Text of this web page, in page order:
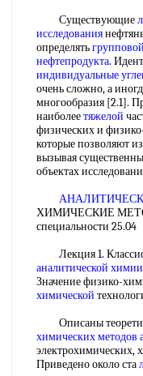
Существующие
исследования
определять
нефтепродукта.
индивидуальные
очень сложно, а
многообразия [2.1].
наиболеетяжелой
физических и
которые позволяют
вызывая
объектах
ХИМИЧЕСКИЕ
специальности 25.04
Лекция 1.
аналитической химии
Значение физико-
химической
Описаны
химических методов
электрохимических,
Приведено около ста